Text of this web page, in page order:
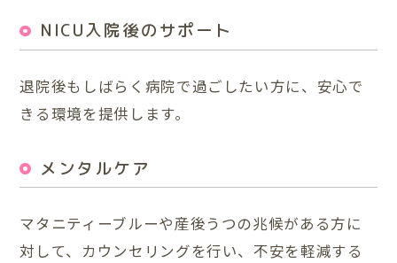
NICU入院後のサポート
退院後もしばらく病院で過ごしたい方に、安心で
きる環境を提供します。
メンタルケア
マタニティーブルーや産後うつの兆候がある方に
対して、カウンセリングを行い、不安を軽減する